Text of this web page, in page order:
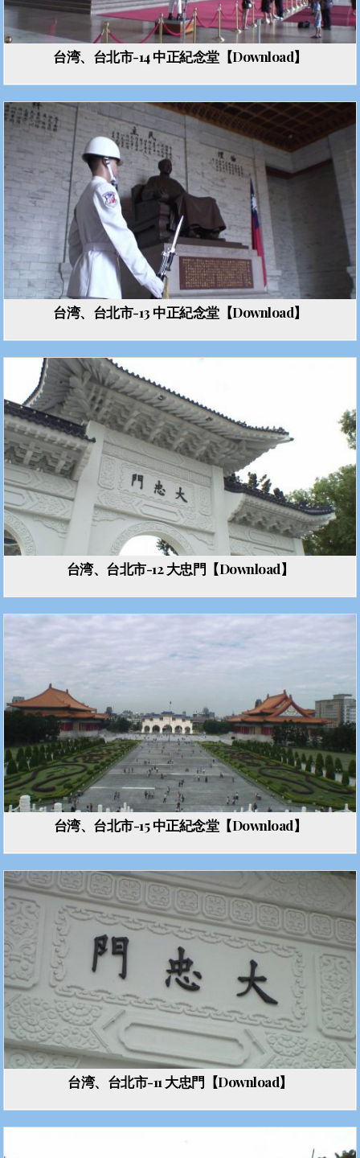
台湾、台北市-14 中正紀念堂【Download】
台湾、台北市-13 中正紀念堂【Download】
台湾、台北市-12 大忠門【Download】
台湾、台北市-15 中正紀念堂【Download】
台湾、台北市-11 大忠門【Download】